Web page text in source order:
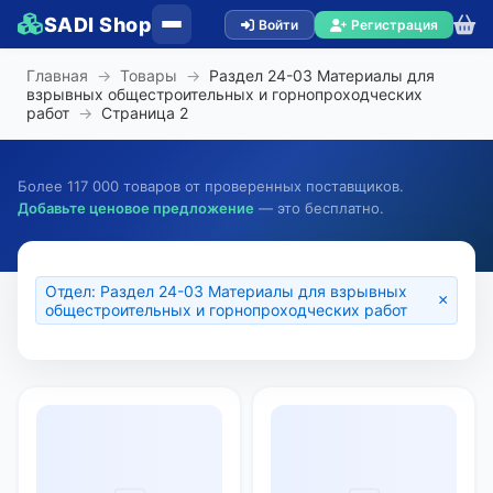
SADI Shop Войти Регистрация
Главная → Товары → Раздел 24-03 Материалы для
взрывных общестроительных и горнопроходческих
работ → Страница 2
Более 117 000 товаров от проверенных поставщиков.
Добавьте ценовое предложение — это бесплатно.
Отдел: Раздел 24-03 Материалы для взрывных
общестроительных и горнопроходческих работ
×